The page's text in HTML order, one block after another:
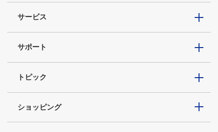
サービス
サポート
トピック
ショッピング